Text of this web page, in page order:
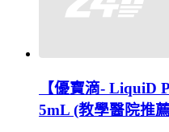
【優寶滴- LiquiD
5mL (教學醫院推